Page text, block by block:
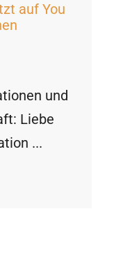
auf You
und
Liebe
...